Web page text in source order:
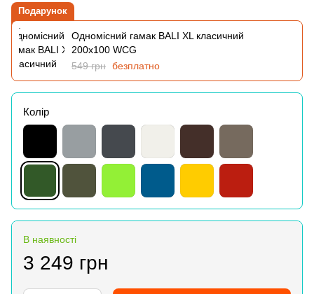
Подарунок
Одномісний гамак BALI XL класичний
200х100 WCG
549 грн безплатно
Колір
В наявності
3 249 грн